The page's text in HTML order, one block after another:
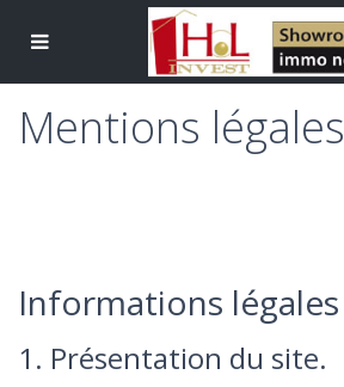
Mentions légales
Informations légales
1. Présentation du site.